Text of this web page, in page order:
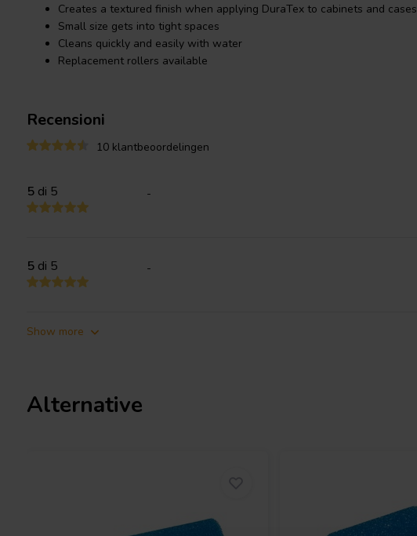
Creates a textured finish when applying DuraTex to cabinets and cases
Small size gets into tight spaces
Cleans quickly and easily with water
Replacement rollers available
Recensioni
10 klantbeoordelingen
5di 5 -
5di 5 -
Show more
Alternative